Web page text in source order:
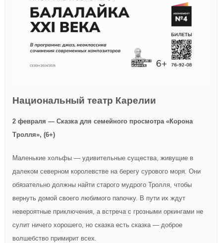
Национальный театр Карелии
2 февраля — Сказка для семейного просмотра «Корона
Тролля», (6+)
Маленькие хольфы — удивительные существа, живущие в
далеком северном королевстве на берегу сурового моря. Они
обязательно должны найти старого мудрого Тролля, чтобы
вернуть домой своего любимого папочку. В пути их ждут
невероятные приключения, а встреча с грозными оркингами не
сулит ничего хорошего, но сказка есть сказка — доброе
волшебство примирит всех.